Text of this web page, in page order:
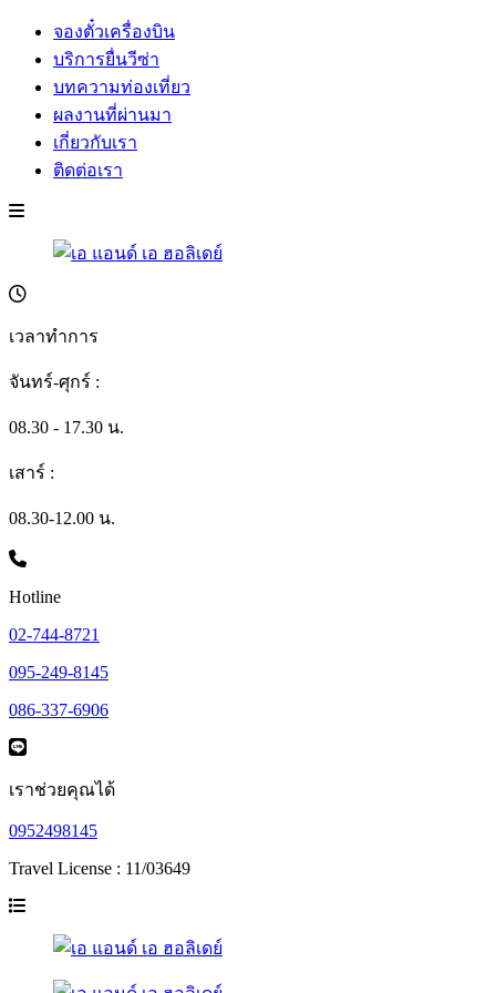
จองตั๋วเครื่องบิน
บริการยื่นวีซ่า
บทความท่องเที่ยว
ผลงานที่ผ่านมา
เกี่ยวกับเรา
ติดต่อเรา
เวลาทำการ
จันทร์-ศุกร์ :
08.30 - 17.30 น.
เสาร์ :
08.30-12.00 น.
Hotline
02-744-8721
095-249-8145
086-337-6906
เราช่วยคุณได้
0952498145
Travel License : 11/03649